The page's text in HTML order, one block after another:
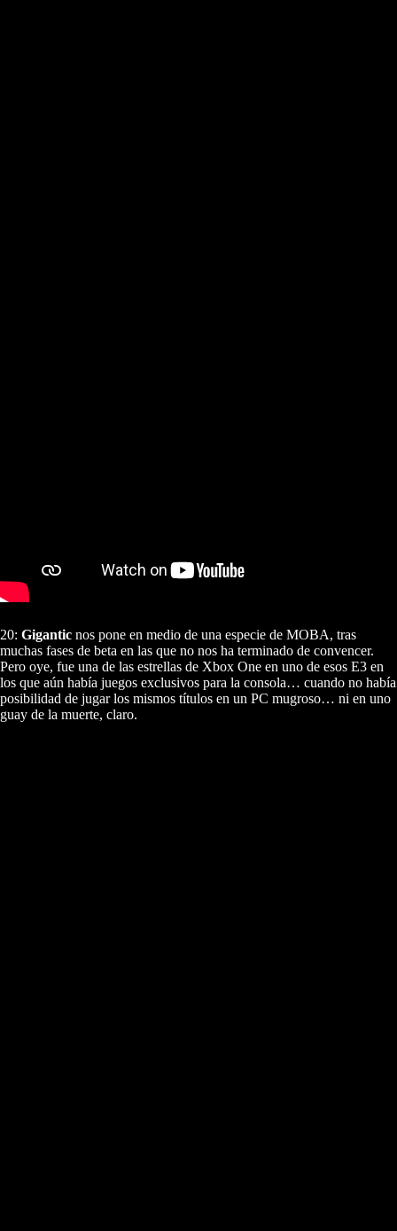
20: Gigantic nos pone en medio de una especie de MOBA, tras
muchas fases de beta en las que no nos ha terminado de convencer.
Pero oye, fue una de las estrellas de Xbox One en uno de esos E3 en
los que aún había juegos exclusivos para la consola… cuando no había
posibilidad de jugar los mismos títulos en un PC mugroso… ni en uno
guay de la muerte, claro.